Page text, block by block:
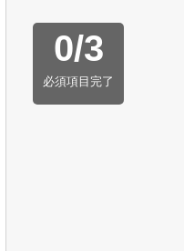
0/3
必須項目完了